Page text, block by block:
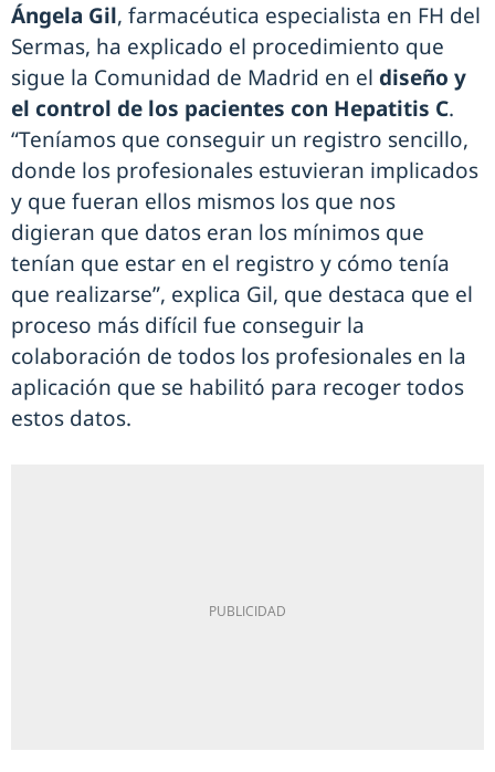
Ángela Gil, farmacéutica especialista en FH del
Sermas, ha explicado el procedimiento que
sigue la Comunidad de Madrid en el diseño y
el control de los pacientes con Hepatitis C.
“Teníamos que conseguir un registro sencillo,
donde los profesionales estuvieran implicados
y que fueran ellos mismos los que nos
digieran que datos eran los mínimos que
tenían que estar en el registro y cómo tenía
que realizarse”, explica Gil, que destaca que el
proceso más difícil fue conseguir la
colaboración de todos los profesionales en la
aplicación que se habilitó para recoger todos
estos datos.